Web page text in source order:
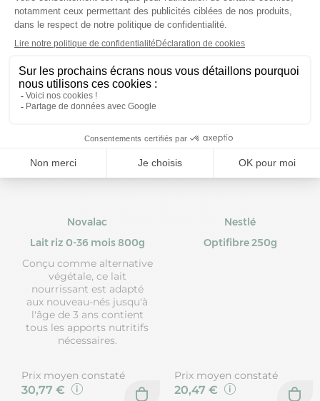
Prix moyen constaté
15,09 €
Prix moyen constaté
25,00 €
Novalac
Lait riz 0-36 mois 800g
Conçu comme alternative
végétale, ce lait
nourrissant est adapté
aux nouveau-nés jusqu'à
l'âge de 3 ans contient
tous les apports nutritifs
nécessaires.
Prix moyen constaté
30,77 €
Nestlé
Optifibre 250g
Prix moyen constaté
20,47 €